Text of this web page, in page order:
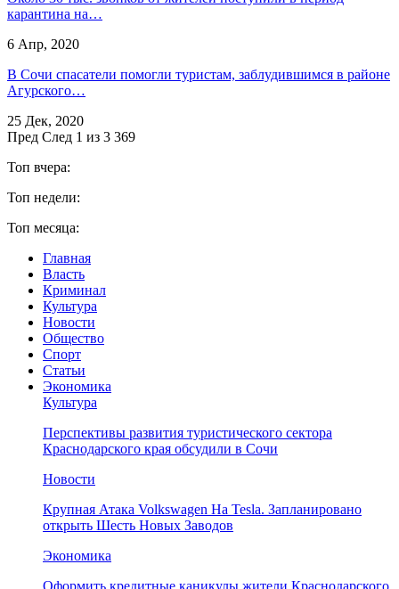
карантина на…
6 Апр, 2020
В Сочи спасатели помогли туристам, заблудившимся в районе
Агурского…
25 Дек, 2020
Пред След 1 из 3 369
Топ вчера:
Топ недели:
Топ месяца:
Главная
Власть
Криминал
Культура
Новости
Общество
Спорт
Статьи
Экономика
Культура
Перспективы развития туристического сектора
Краснодарского края обсудили в Сочи
Новости
Крупная Атака Volkswagen На Tesla. Запланировано
открыть Шесть Новых Заводов
Экономика
Оформить кредитные каникулы жители Краснодарского